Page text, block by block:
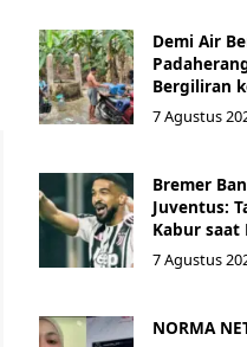
Demi Air
Bergiliran
7 Agustus
Bremer
Juventus:
Kabur saat
7 Agustus
NORMA